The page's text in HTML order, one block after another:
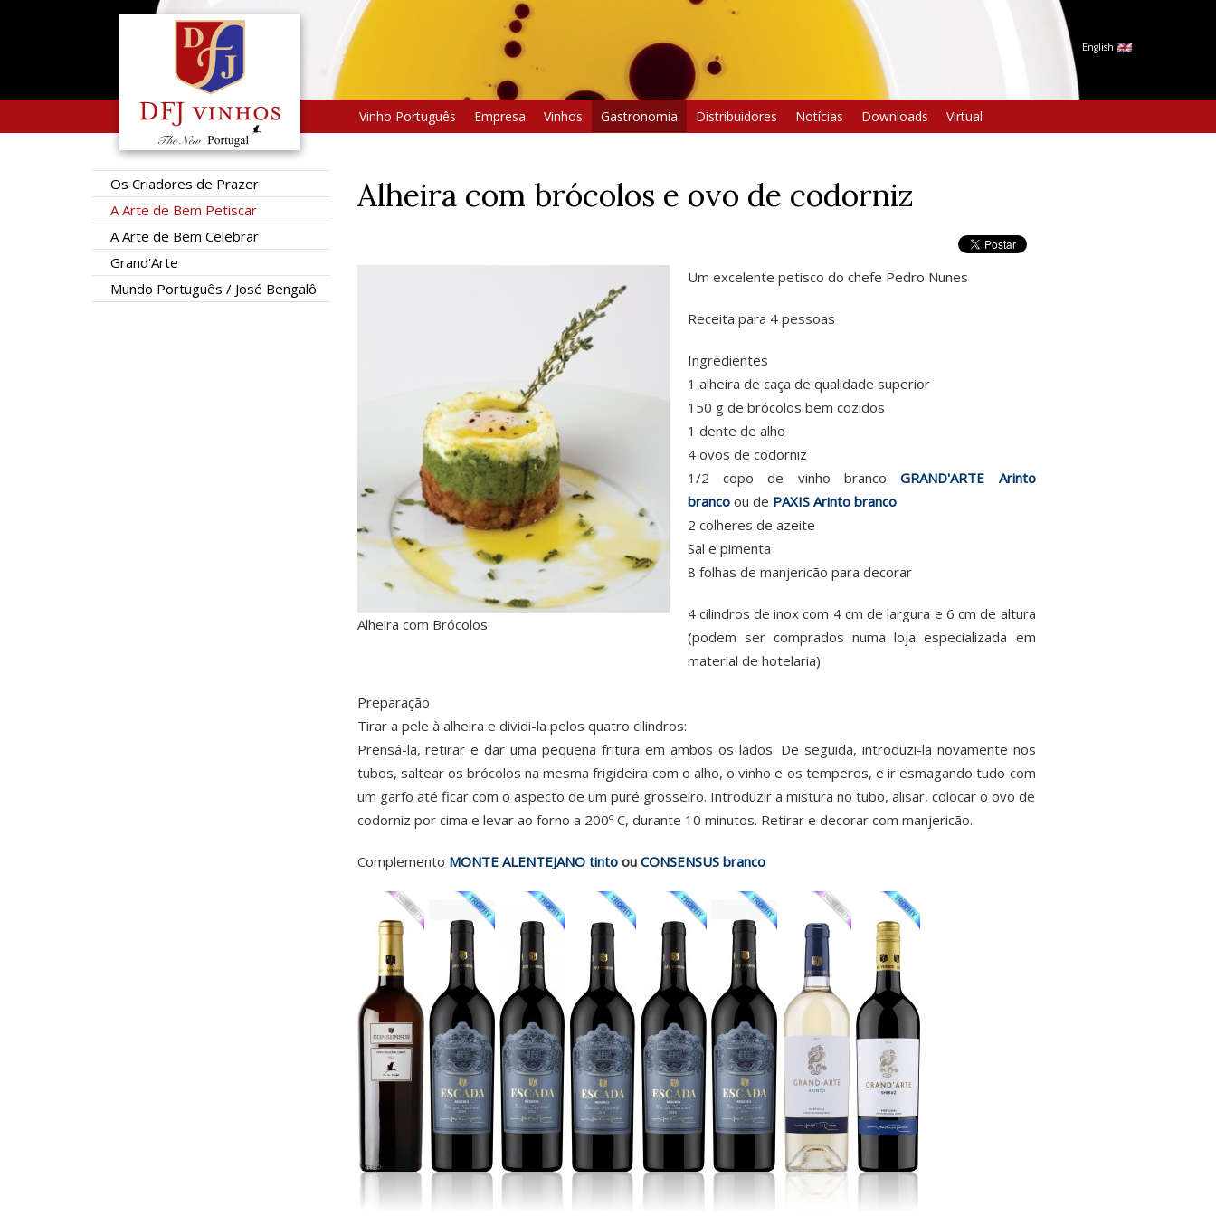
English
Vinho Português Empresa Vinhos Gastronomia Distribuidores Notícias Downloads Virtual
Os Criadores de Prazer
A Arte de Bem Petiscar
A Arte de Bem Celebrar
Grand'Arte
Mundo Português / José Bengalô
Alheira com brócolos e ovo de codorniz
Alheira com Brócolos
Um excelente petisco do chefe Pedro Nunes
Receita para 4 pessoas
Ingredientes
1 alheira de caça de qualidade superior
150 g de brócolos bem cozidos
1 dente de alho
4 ovos de codorniz
1/2 copo de vinho brancoGRAND'ARTE Arinto
branco ou de PAXIS Arinto branco
2 colheres de azeite
Sal e pimenta
8 folhas de manjericão para decorar
4 cilindros de inox com 4 cm de largura e 6 cm de altura
(podem ser comprados numa loja especializada em
material de hotelaria)
Preparação
Tirar a pele à alheira e dividi-la pelos quatro cilindros:
Prensá-la, retirar e dar uma pequena fritura em ambos os lados. De seguida, introduzi-la novamente nos
tubos, saltear os brócolos na mesma frigideira com o alho, o vinho e os temperos, e ir esmagando tudo com
um garfo até ficar com o aspecto de um puré grosseiro. Introduzir a mistura no tubo, alisar, colocar o ovo de
codorniz por cima e levar ao forno a 200º C, durante 10 minutos. Retirar e decorar com manjericão.
Complemento MONTE ALENTEJANO tintoou CONSENSUS branco